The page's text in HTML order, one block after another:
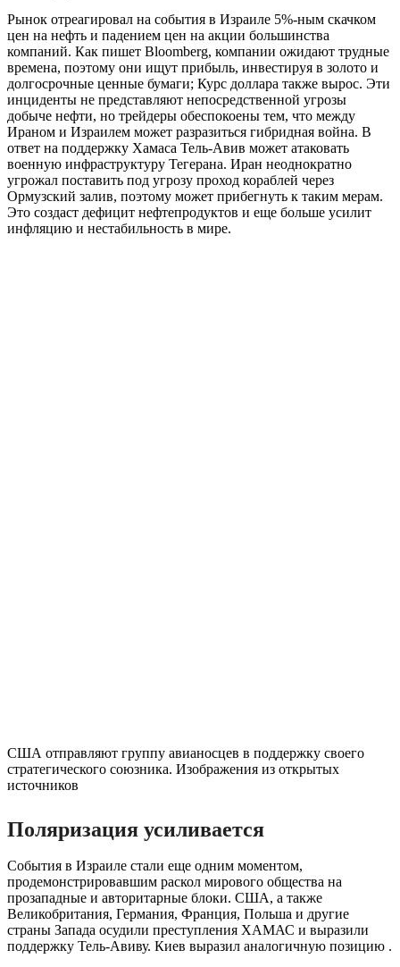
Рынок отреагировал на события в Израиле 5%-ным скачком
цен на нефть и падением цен на акции большинства
компаний. Как пишет Bloomberg, компании ожидают трудные
времена, поэтому они ищут прибыль, инвестируя в золото и
долгосрочные ценные бумаги; Курс доллара также вырос. Эти
инциденты не представляют непосредственной угрозы
добыче нефти, но трейдеры обеспокоены тем, что между
Ираном и Израилем может разразиться гибридная война. В
ответ на поддержку Хамаса Тель-Авив может атаковать
военную инфраструктуру Тегерана. Иран неоднократно
угрожал поставить под угрозу проход кораблей через
Ормузский залив, поэтому может прибегнуть к таким мерам.
Это создаст дефицит нефтепродуктов и еще больше усилит
инфляцию и нестабильность в мире.
США отправляют группу авианосцев в поддержку своего
стратегического союзника. Изображения из открытых
источников
Поляризация усиливается
События в Израиле стали еще одним моментом,
продемонстрировавшим раскол мирового общества на
прозападные и авторитарные блоки. США, а также
Великобритания, Германия, Франция, Польша и другие
страны Запада осудили преступления ХАМАС и выразили
поддержку Тель-Авиву. Киев выразил аналогичную позицию .